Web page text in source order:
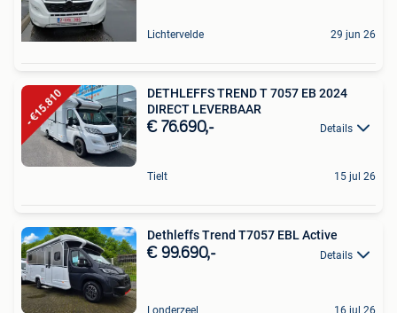
Lichtervelde 29 jun 26
DETHLEFFS TREND T 7057 EB 2024
DIRECT LEVERBAAR
€ 76.690,- Details
Tielt 15 jul 26
Dethleffs Trend T7057 EBL Active
€ 99.690,- Details
Londerzeel 16 jul 26